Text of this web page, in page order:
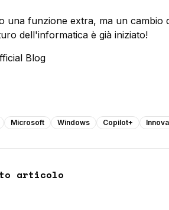
una funzione extra, ma un cambio
dell'informatica è già iniziato!
Blog
Microsoft Windows Copilot+
articolo